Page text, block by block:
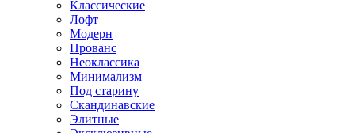
Классические
Лофт
Модерн
Прованс
Неоклассика
Минимализм
Под старину
Скандинавские
Элитные